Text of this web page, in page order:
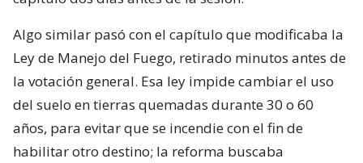
Algo similar pasó con el capítulo que modificaba la
Ley de Manejo del Fuego, retirado minutos antes de
la votación general. Esa ley impide cambiar el uso
del suelo en tierras quemadas durante 30 o 60
años, para evitar que se incendie con el fin de
habilitar otro destino; la reforma buscaba